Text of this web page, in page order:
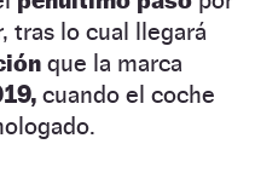
tras lo cual llegará
que la marca
cuando el coche